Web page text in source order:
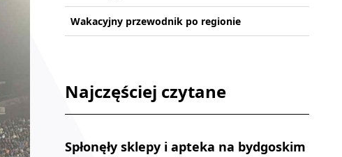
Wakacyjny przewodnik po regionie
Najczęściej czytane
Spłonęły sklepy i apteka na bydgoskim